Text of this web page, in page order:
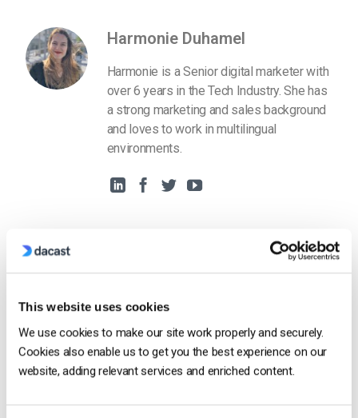
This website uses cookies
We use cookies to make our site work properly and securely.
Cookies also enable us to get you the best experience on our
website, adding relevant services and enriched content.
Harmonie Duhamel
Harmonie is a Senior digital marketer with
over 6 years in the Tech Industry. She has
a strong marketing and sales background
and loves to work in multilingual
environments.
Free 14-Day Trial
Get Started!